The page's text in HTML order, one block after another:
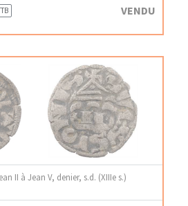
VENDU
II à Jean V, denier, s.d. (XIIIe s.)